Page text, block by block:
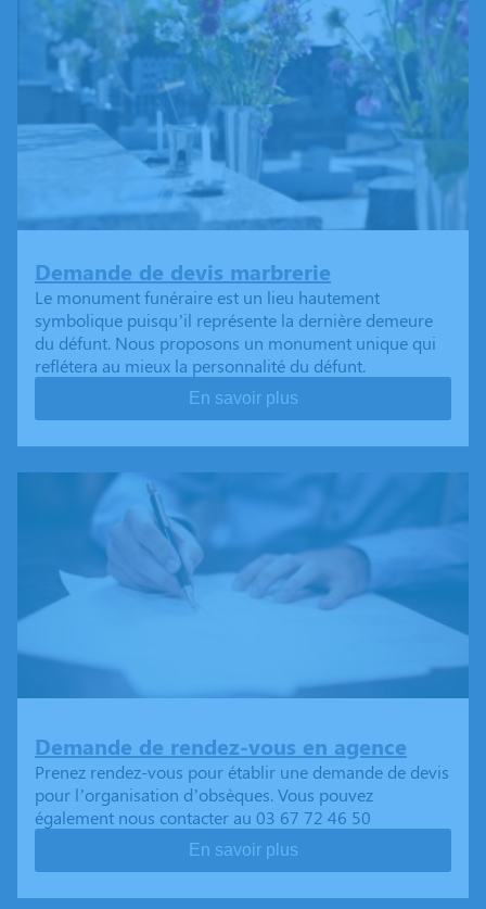
Demande de devis marbrerie
Le monument funéraire est un lieu hautement
symbolique puisqu’il représente la dernière demeure
du défunt. Nous proposons un monument unique qui
reflétera au mieux la personnalité du défunt.
En savoir plus
Demande de rendez-vous en agence
Prenez rendez-vous pour établir une demande de devis
pour l’organisation d’obsèques. Vous pouvez
également nous contacter au 03 67 72 46 50
En savoir plus